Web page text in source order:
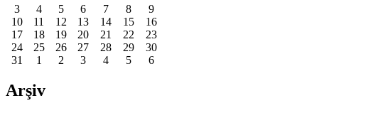
3
4 5 6 7 8
9
10
11 12 13 14 15
16
17
18 19 20 21 22
23
24
25 26 27 28 29
30
31
1 2 3 4 5 6
Arşiv